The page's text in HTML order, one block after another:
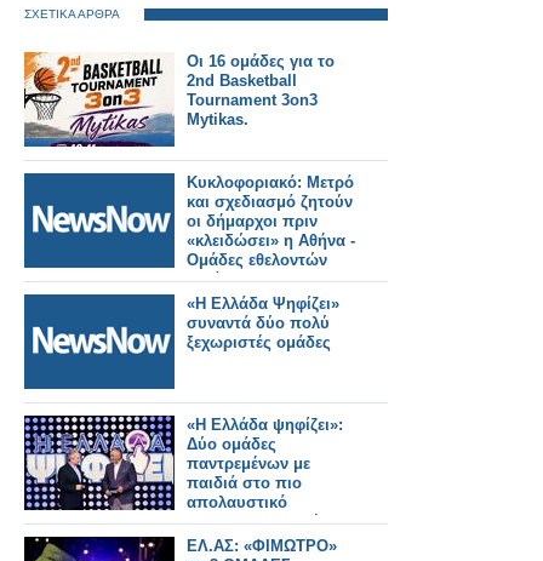
ΣΧΕΤΙΚΑ ΑΡΘΡΑ
Oι 16 ομάδες για το
2nd Basketball
Tournament 3on3
Mytikas.
Κυκλοφοριακό: Μετρό
και σχεδιασμό ζητούν
οι δήμαρχοι πριν
«κλειδώσει» η Αθήνα -
Ομάδες εθελοντών
κατά των
βανδαλισμών
επιστρατεύει το
υπουργείο.
«Η Ελλάδα Ψηφίζει»
συναντά δύο πολύ
ξεχωριστές ομάδες
«Η Ελλάδα ψηφίζει»:
Δύο ομάδες
παντρεμένων με
παιδιά στο πιο
απολαυστικό
guessing της ζωής
τους...
ΕΛ.ΑΣ: «ΦΙΜΩΤΡΟ»